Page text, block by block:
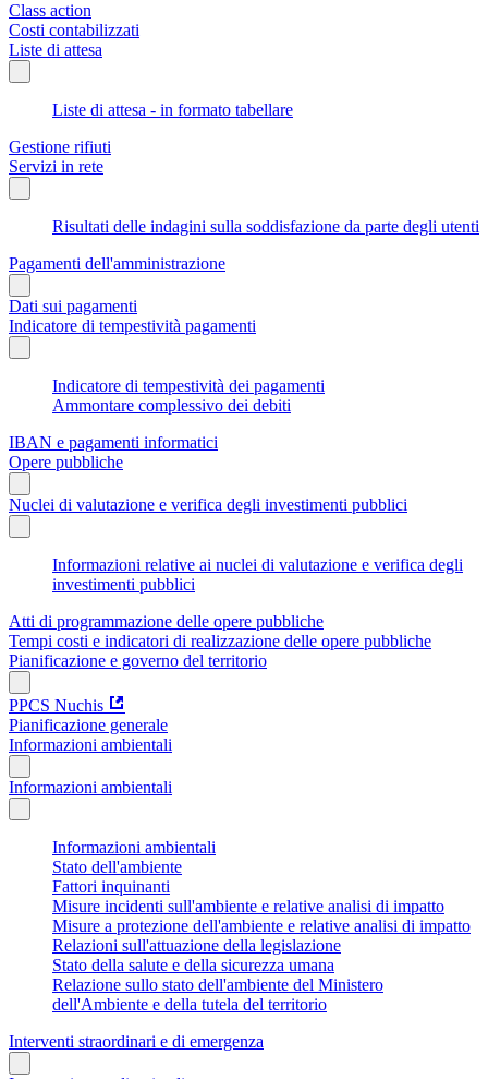
Class action
Costi contabilizzati
Liste di attesa
Liste di attesa - in formato tabellare
Gestione rifiuti
Servizi in rete
Risultati delle indagini sulla soddisfazione da parte degli utenti
Pagamenti dell'amministrazione
Dati sui pagamenti
Indicatore di tempestività pagamenti
Indicatore di tempestività dei pagamenti
Ammontare complessivo dei debiti
IBAN e pagamenti informatici
Opere pubbliche
Nuclei di valutazione e verifica degli investimenti pubblici
Informazioni relative ai nuclei di valutazione e verifica degli
investimenti pubblici
Atti di programmazione delle opere pubbliche
Tempi costi e indicatori di realizzazione delle opere pubbliche
Pianificazione e governo del territorio
PPCS Nuchis
Pianificazione generale
Informazioni ambientali
Informazioni ambientali
Informazioni ambientali
Stato dell'ambiente
Fattori inquinanti
Misure incidenti sull'ambiente e relative analisi di impatto
Misure a protezione dell'ambiente e relative analisi di impatto
Relazioni sull'attuazione della legislazione
Stato della salute e della sicurezza umana
Relazione sullo stato dell'ambiente del Ministero
dell'Ambiente e della tutela del territorio
Interventi straordinari e di emergenza